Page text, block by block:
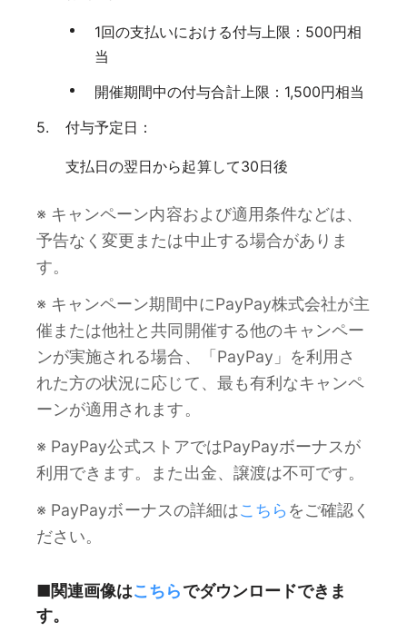
1回の支払いにおける付与上限：500円相
当
開催期間中の付与合計上限：1,500円相当
付与予定日：
支払日の翌日から起算して30日後
※ キャンペーン内容および適用条件などは、
予告なく変更または中止する場合がありま
す。
※ キャンペーン期間中にPayPay株式会社が主
催または他社と共同開催する他のキャンペー
ンが実施される場合、「PayPay」を利用さ
れた方の状況に応じて、最も有利なキャンペ
ーンが適用されます。
※ PayPay公式ストアではPayPayボーナスが
利用できます。また出金、譲渡は不可です。
※ PayPayボーナスの詳細はこちら をご確認く
ださい。
■関連画像はこちらでダウンロードできま
す。